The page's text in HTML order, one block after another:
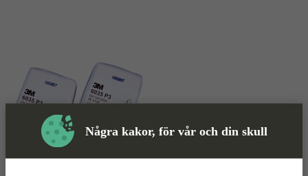
Några kakor, för vår och din skull